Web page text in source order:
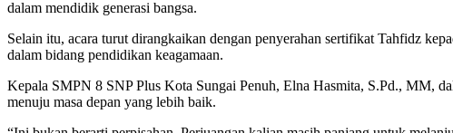
dalam mendidik generasi bangsa.
Selain itu, acara turut dirangkaikan dengan penyerahan sertifikat Tahfidz
dalam bidang pendidikan keagamaan.
Kepala SMPN 8 SNP Plus Kota Sungai Penuh, Elna Hasmita, S.Pd., MM,
menuju masa depan yang lebih baik.